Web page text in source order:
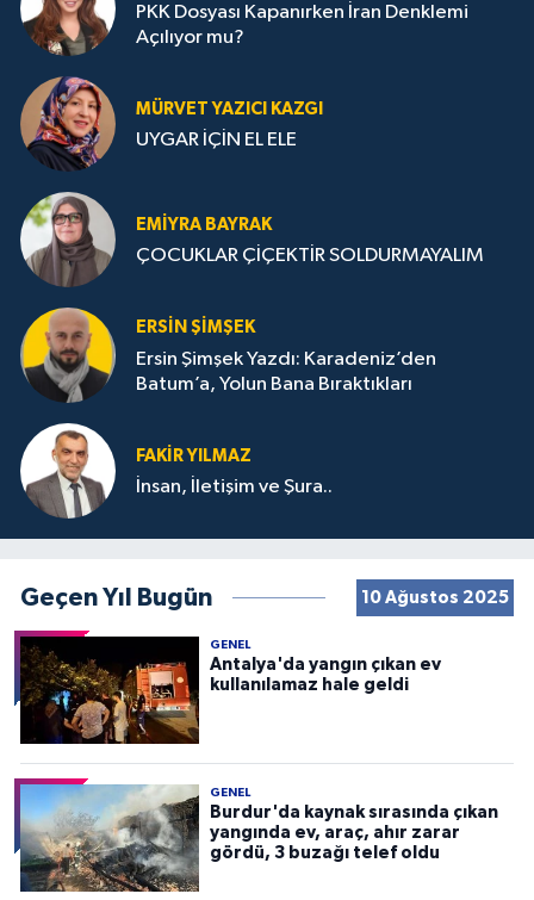
PKK Dosyası Kapanırken İran Denklemi
Açılıyor mu?
MÜRVET YAZICI KAZGI
UYGAR İÇİN EL ELE
EMIYRA BAYRAK
ÇOCUKLAR ÇİÇEKTİR SOLDURMAYALIM
ERSIN ŞIMŞEK
Ersin Şimşek Yazdı: Karadeniz’den
Batum’a, Yolun Bana Bıraktıkları
FAKIR YILMAZ
İnsan, İletişim ve Şura..
Geçen Yıl Bugün 10 Ağustos 2025
GENEL
Antalya'da yangın çıkan ev
kullanılamaz hale geldi
GENEL
Burdur'da kaynak sırasında çıkan
yangında ev, araç, ahır zarar
gördü, 3 buzağı telef oldu